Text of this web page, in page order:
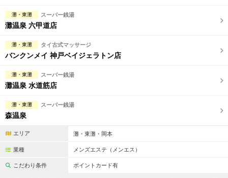
スタッフ指名可
こだわり条件を変更
灘・東灘 スーパー銭湯
灘温泉 六甲道店
灘・東灘 タイ古式マッサージ
バンクンメイ 神戸ベイジェラトン店
灘・東灘 スーパー銭湯
灘温泉 水道筋店
灘・東灘 スーパー銭湯
森温泉
エリア 灘・東灘・岡本
業種 メンズエステ（メンエス）
こだわり条件 ポイントカード有